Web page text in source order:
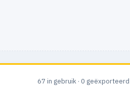
67 in gebruik · 0